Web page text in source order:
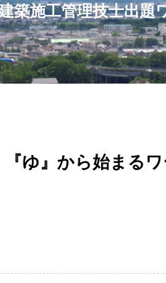
築施工管理技士出題
『ゆ』から始まる